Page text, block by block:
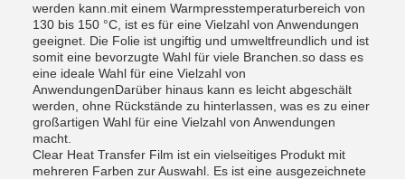
werden kann.mit einem Warmpresstemperaturbereich von
130 bis 150 °C, ist es für eine Vielzahl von Anwendungen
geeignet. Die Folie ist ungiftig und umweltfreundlich und ist
somit eine bevorzugte Wahl für viele Branchen.so dass es
eine ideale Wahl für eine Vielzahl von
AnwendungenDarüber hinaus kann es leicht abgeschält
werden, ohne Rückstände zu hinterlassen, was es zu einer
großartigen Wahl für eine Vielzahl von Anwendungen
macht.
Clear Heat Transfer Film ist ein vielseitiges Produkt mit
mehreren Farben zur Auswahl. Es ist eine ausgezeichnete